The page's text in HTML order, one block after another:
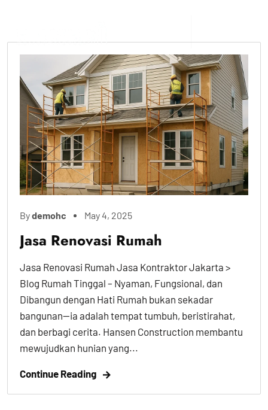
Bydemohc May 4, 2025
Jasa Renovasi Rumah
Jasa Renovasi Rumah Jasa Kontraktor Jakarta >
Blog Rumah Tinggal – Nyaman, Fungsional, dan
Dibangun dengan Hati Rumah bukan sekadar
bangunan—ia adalah tempat tumbuh, beristirahat,
dan berbagi cerita. Hansen Construction membantu
mewujudkan hunian yang...
Continue Reading